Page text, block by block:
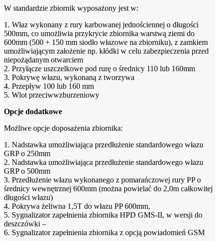
W standardzie zbiornik wyposażony jest w:
1. Właz wykonany z rury karbowanej jednościennej o długości
500mm, co umożliwia przykrycie zbiornika warstwą ziemi do
600mm (500 + 150 mm siodło włazowe na zbiorniku), z zamkiem
umożliwiającym założenie np. kłódki w celu zabezpieczenia przed
niepożądanym otwarciem
2. Przyłącze uszczelkowe pod rurę o średnicy 110 lub 160mm
3. Pokrywę włazu, wykonaną z tworzywa
4. Przepływ 100 lub 160 mm
5. Wlot przeciwwzburzeniowy
Opcje dodatkowe
Możliwe opcje doposażenia zbiornika:
1. Nadstawka umożliwiająca przedłużenie standardowego włazu
GRP o 250mm
2. Nadstawka umożliwiająca przedłużenie standardowego włazu
GRP o 500mm
3. Przedłużenie włazu wykonanego z pomarańczowej rury PP o
średnicy wewnętrznej 600mm (można powielać do 2,0m całkowitej
długości włazu)
4. Pokrywa żeliwna 1,5T do włazu PP 600mm,
5. Sygnalizator zapełnienia zbiornika HPD GMS-II, w wersji do
deszczówki –
6. Sygnalizator zapełnienia zbiornika z opcją powiadomień GSM